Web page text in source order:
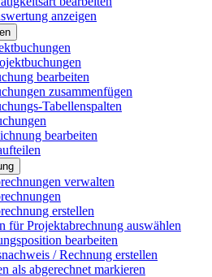
anzeigen
bearbeiten
zusammenfügen
Tabellenspalten
bearbeiten
verwalten
erstellen
für Projektabrechnung auswählen
bearbeiten
/ Rechnung erstellen
als abgerechnet markieren